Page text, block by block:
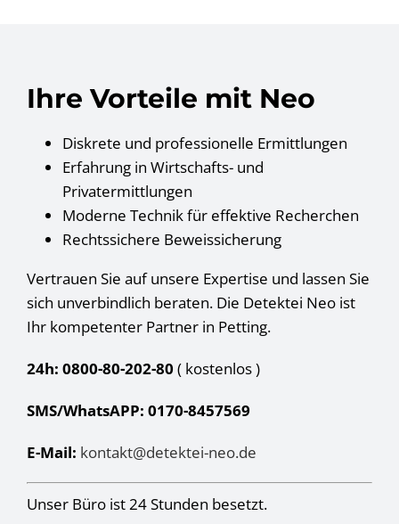
Ihre Vorteile mit Neo
Diskrete und professionelle Ermittlungen
Erfahrung in Wirtschafts- und
Privatermittlungen
Moderne Technik für effektive Recherchen
Rechtssichere Beweissicherung
Vertrauen Sie auf unsere Expertise und lassen Sie
sich unverbindlich beraten. Die Detektei Neo ist
Ihr kompetenter Partner in Petting.
24h: 0800-80-202-80 ( kostenlos)
SMS/WhatsAPP: 0170-8457569
E-Mail: kontakt@detektei-neo.de
Unser Büro ist 24 Stunden besetzt.